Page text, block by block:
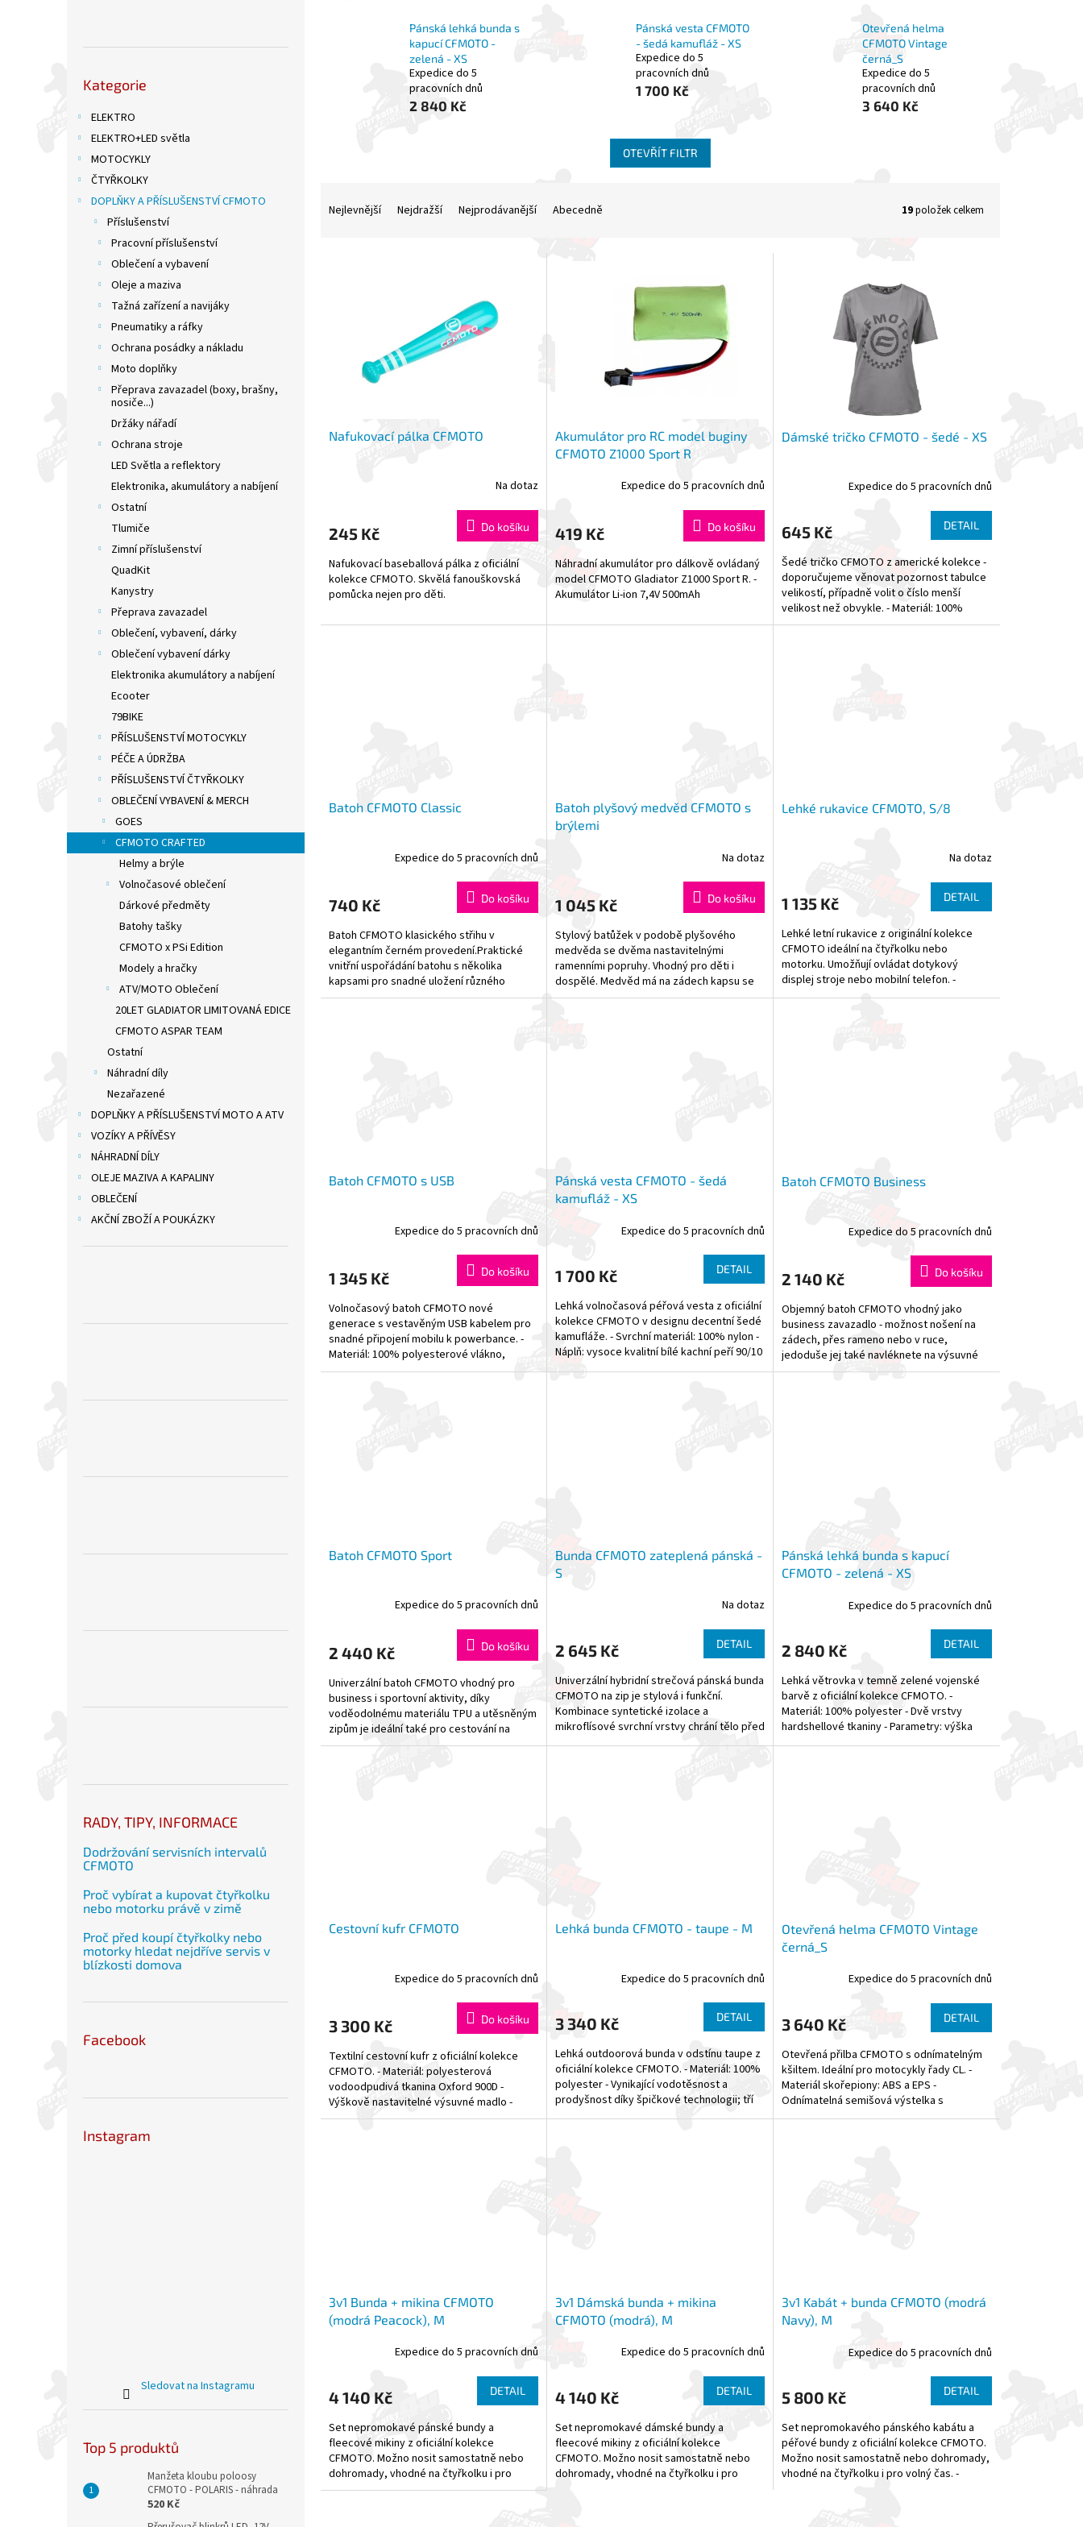
kategorie
Kategorie
ELEKTRO
ELEKTRO+LED světla
MOTOCYKLY
ČTYŘKOLKY
DOPLŇKY A PŘÍSLUŠENSTVÍ CFMOTO
Příslušenství
Pracovní příslušenství
Oblečení a vybavení
Oleje a maziva
Tažná zařízení a navijáky
Pneumatiky a ráfky
Ochrana posádky a nákladu
Moto doplňky
Přeprava zavazadel (boxy, brašny,
nosiče...)
Držáky nářadí
Ochrana stroje
LED Světla a reflektory
Elektronika, akumulátory a nabíjení
Ostatní
Tlumiče
Zimní příslušenství
QuadKit
Kanystry
Přeprava zavazadel
Oblečení, vybavení, dárky
Oblečení vybavení dárky
Elektronika akumulátory a nabíjení
Ecooter
79BIKE
PŘÍSLUŠENSTVÍ MOTOCYKLY
PÉČE A ÚDRŽBA
PŘÍSLUŠENSTVÍ ČTYŘKOLKY
OBLEČENÍ VYBAVENÍ & MERCH
GOES
CFMOTO CRAFTED
Helmy a brýle
Volnočasové oblečení
Dárkové předměty
Batohy tašky
CFMOTO x PSi Edition
Modely a hračky
ATV/MOTO Oblečení
20LET GLADIATOR LIMITOVANÁ EDICE
CFMOTO ASPAR TEAM
Ostatní
Náhradní díly
Nezařazené
DOPLŇKY A PŘÍSLUŠENSTVÍ MOTO A ATV
VOZÍKY A PŘÍVĚSY
NÁHRADNÍ DÍLY
OLEJE MAZIVA A KAPALINY
OBLEČENÍ
AKČNÍ ZBOŽÍ A POUKÁZKY
RADY, TIPY, INFORMACE
Dodržování servisních intervalů
CFMOTO
Proč vybírat a kupovat čtyřkolku
nebo motorku právě v zimě
Proč před koupí čtyřkolky nebo
motorky hledat nejdříve servis v
blízkosti domova
Facebook
Instagram
Sledovat na Instagramu
Top 5 produktů
Manžeta kloubu poloosy
CFMOTO - POLARIS - náhrada
520 Kč
Pánská lehká bunda s
kapucí CFMOTO -
zelená - XS
Expedice do 5
pracovních dnů
2 840 Kč
Pánská vesta CFMOTO
- šedá kamufláž - XS
Expedice do 5
pracovních dnů
1 700 Kč
Otevřená helma
CFMOTO Vintage
černá_S
Expedice do 5
pracovních dnů
3 640 Kč
OTEVŘÍT FILTR
Nejlevnější Nejdražší Nejprodávanější Abecedně 19položek celkem
Nafukovací pálka CFMOTO
Na dotaz
245 Kč Do košíku
Nafukovací baseballová pálka z oficiální
kolekce CFMOTO. Skvělá fanouškovská
pomůcka nejen pro děti.
Akumulátor pro RC model buginy
CFMOTO Z1000 Sport R
Expedice do 5 pracovních dnů
419 Kč Do košíku
Náhradní akumulátor pro dálkově ovládaný
model CFMOTO Gladiator Z1000 Sport R. -
Akumulátor Li-ion 7,4V 500mAh
Dámské tričko CFMOTO - šedé - XS
Expedice do 5 pracovních dnů
645 Kč DETAIL
Šedé tričko CFMOTO z americké kolekce -
doporučujeme věnovat pozornost tabulce
velikostí, případně volit o číslo menší
velikost než obvykle. - Materiál: 100%
bavlna
Batoh CFMOTO Classic
Expedice do 5 pracovních dnů
740 Kč Do košíku
Batoh CFMOTO klasického střihu v
elegantním černém provedení.Praktické
vnitřní uspořádání batohu s několika
kapsami pro snadné uložení různého
obsahu a pohodlné nošení. -...
Batoh plyšový medvěd CFMOTO s
brýlemi
Na dotaz
1 045 Kč Do košíku
Stylový batůžek v podobě plyšového
medvěda se dvěma nastavitelnými
ramenními popruhy. Vhodný pro děti i
dospělé. Medvěd má na zádech kapsu se
zipem pro uložení drobností jako je...
Lehké rukavice CFMOTO, S/8
Na dotaz
1 135 Kč DETAIL
Lehké letní rukavice z originální kolekce
CFMOTO ideální na čtyřkolku nebo
motorku. Umožňují ovládat dotykový
displej stroje nebo mobilní telefon. -
Elastické klíny na prstech...
Batoh CFMOTO s USB
Expedice do 5 pracovních dnů
1 345 Kč Do košíku
Volnočasový batoh CFMOTO nové
generace s vestavěným USB kabelem pro
snadné připojení mobilu k powerbance. -
Materiál: 100% polyesterové vlákno,
tkanina Oxford 600D, která má...
Pánská vesta CFMOTO - šedá
kamufláž - XS
Expedice do 5 pracovních dnů
1 700 Kč DETAIL
Lehká volnočasová péřová vesta z oficiální
kolekce CFMOTO v designu decentní šedé
kamufláže. - Svrchní materiál: 100% nylon -
Náplň: vysoce kvalitní bílé kachní peří 90/10
-...
Batoh CFMOTO Business
Expedice do 5 pracovních dnů
2 140 Kč Do košíku
Objemný batoh CFMOTO vhodný jako
business zavazadlo - možnost nošení na
zádech, přes rameno nebo v ruce,
jedoduše jej také navléknete na výsuvné
madlo většího cestovního kufru....
Batoh CFMOTO Sport
Expedice do 5 pracovních dnů
2 440 Kč Do košíku
Univerzální batoh CFMOTO vhodný pro
business i sportovní aktivity, díky
voděodolnému materiálu TPU a utěsněným
zipům je ideální také pro cestování na
motorce nebo čtyřkolce. -...
Bunda CFMOTO zateplená pánská -
S
Na dotaz
2 645 Kč DETAIL
Univerzální hybridní strečová pánská bunda
CFMOTO na zip je stylová i funkční.
Kombinace syntetické izolace a
mikroflísové svrchní vrstvy chrání tělo před
chladem. Strečový...
Pánská lehká bunda s kapucí
CFMOTO - zelená - XS
Expedice do 5 pracovních dnů
2 840 Kč DETAIL
Lehká větrovka v temně zelené vojenské
barvě z oficiální kolekce CFMOTO. -
Materiál: 100% polyester - Dvě vrstvy
hardshellové tkaniny - Parametry: výška
vodního sloupce 3000 mm,...
Cestovní kufr CFMOTO
Expedice do 5 pracovních dnů
3 300 Kč Do košíku
Textilní cestovní kufr z oficiální kolekce
CFMOTO. - Materiál: polyesterová
vodoodpudivá tkanina Oxford 900D -
Výškově nastavitelné výsuvné madlo -
Robustní plastová klolečka -...
Lehká bunda CFMOTO - taupe - M
Expedice do 5 pracovních dnů
3 340 Kč DETAIL
Lehká outdoorová bunda v odstínu taupe z
oficiální kolekce CFMOTO. - Materiál: 100%
polyester - Vynikající vodotěsnost a
prodyšnost díky špičkové technologii; tří
vrstvy...
Otevřená helma CFMOTO Vintage
černá_S
Expedice do 5 pracovních dnů
3 640 Kč DETAIL
Otevřená přilba CFMOTO s odnímatelným
kšiltem. Ideální pro motocykly řady CL. -
Materiál skořepiony: ABS a EPS -
Odnímatelná semišová výstelka s
komfortním vybráním pro uši -...
3v1 Bunda + mikina CFMOTO
(modrá Peacock), M
Expedice do 5 pracovních dnů
4 140 Kč DETAIL
Set nepromokavé pánské bundy a
fleecové mikiny z oficiální kolekce
CFMOTO. Možno nosit samostatně nebo
dohromady, vhodné na čtyřkolku i pro
volný čas. - Materiál bundy: 100%...
3v1 Dámská bunda + mikina
CFMOTO (modrá), M
Expedice do 5 pracovních dnů
4 140 Kč DETAIL
Set nepromokavé dámské bundy a
fleecové mikiny z oficiální kolekce
CFMOTO. Možno nosit samostatně nebo
dohromady, vhodné na čtyřkolku i pro
3v1 Kabát + bunda CFMOTO (modrá
Navy), M
Expedice do 5 pracovních dnů
5 800 Kč DETAIL
Set nepromokavého pánského kabátu a
péřové bundy z oficiální kolekce CFMOTO.
Možno nosit samostatně nebo dohromady,
vhodné na čtyřkolku i pro volný čas. -